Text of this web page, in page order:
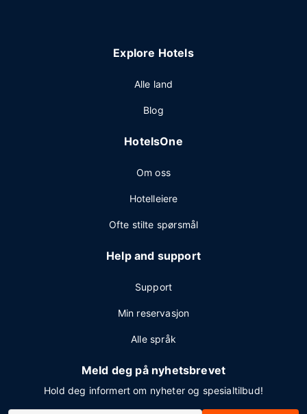
Explore Hotels
Alle land
Blog
HotelsOne
Om oss
Hotelleiere
Ofte stilte spørsmål
Help and support
Support
Min reservasjon
Alle språk
Meld deg på nyhetsbrevet
Hold deg informert om nyheter og spesialtilbud!